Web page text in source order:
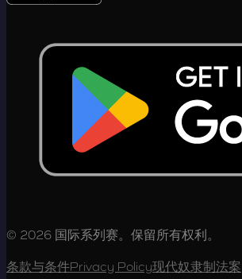
© 2026 国际系列赛。保留所有权利。
条款与条件Privacy Policy现代奴隶制法案